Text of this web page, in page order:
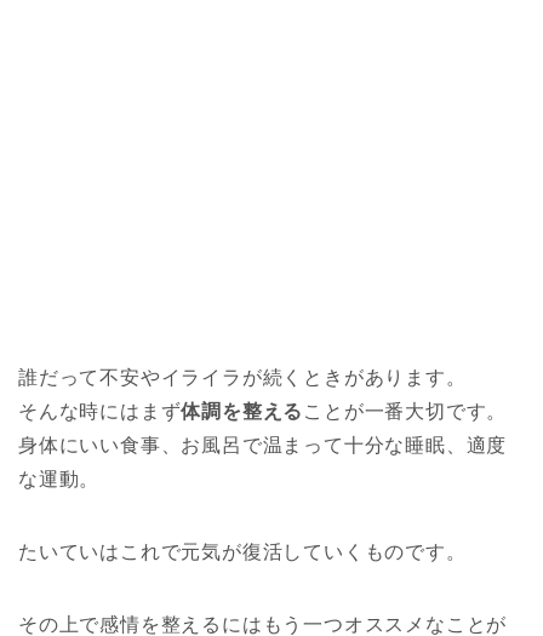
誰だって不安やイライラが続くときがあります。
そんな時にはまず体調を整える ことが一番大切です。
身体にいい食事、お風呂で温まって十分な睡眠、適度
な運動。
たいていはこれで元気が復活していくものです。
その上で感情を整えるにはもう一つオススメなことが